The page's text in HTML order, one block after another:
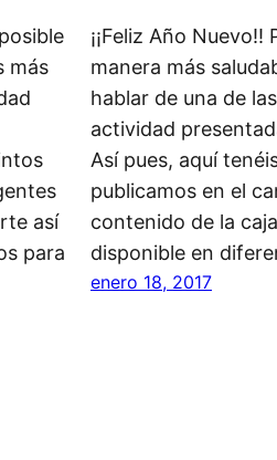
más
así
para
¡¡Feliz Año
manera más
hablar de una de
actividad
Así pues, aquí
publicamos en el
contenido de la
disponible en
enero 18, 2017